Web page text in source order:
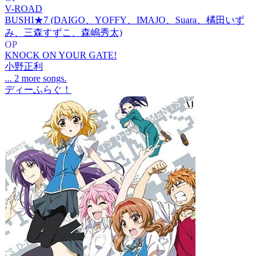
V-ROAD
BUSHI★7 (DAIGO、YOFFY、IMAJO、Suara、橘田いず
み、三森すずこ、森嶋秀太)
OP
KNOCK ON YOUR GATE!
小野正利
... 2 more songs.
ディーふらぐ！